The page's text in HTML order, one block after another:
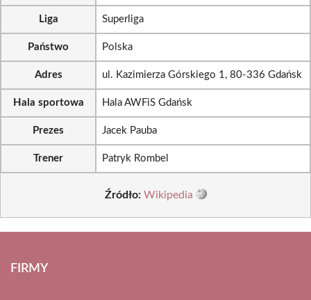
Liga Superliga
Państwo Polska
Adres ul. Kazimierza Górskiego 1, 80-336 Gdańsk
Hala sportowa Hala AWFiS Gdańsk
Prezes Jacek Pauba
Trener Patryk Rombel
Źródło: Wikipedia
FIRMY